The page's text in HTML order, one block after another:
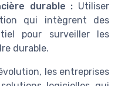
durable : Utiliser
qui intègrent des
pour surveiller les
durable.
les entreprises